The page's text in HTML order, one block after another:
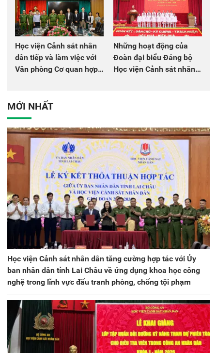
Học viện Cảnh sát nhân
dân tiếp và làm việc với
Văn phòng Cơ quan hợp
Những hoạt động của
Đoàn đại biểu Đảng bộ
Học viện Cảnh sát nhân
MỚI NHẤT
Học viện Cảnh sát nhân dân tăng cường hợp tác với Ủy
ban nhân dân tỉnh Lai Châu về ứng dụng khoa học công
nghệ trong lĩnh vực đấu tranh phòng, chống tội phạm